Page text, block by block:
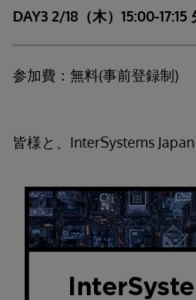
DAY3 2/18（木）15:00-
参加費：無料(事前登録制)
皆様と、InterSystems